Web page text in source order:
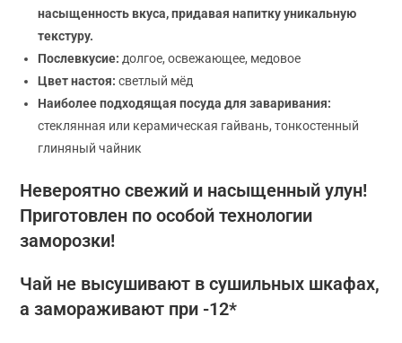
насыщенность вкуса, придавая напитку уникальную
текстуру.
Послевкусие: долгое, освежающее, медовое
Цвет настоя: светлый мёд
Наиболее подходящая посуда для заваривания:
стеклянная или керамическая гайвань, тонкостенный
глиняный чайник
Невероятно свежий и насыщенный улун!
Приготовлен по особой технологии
заморозки!
Чай не высушивают в сушильных шкафах,
а замораживают при -12*